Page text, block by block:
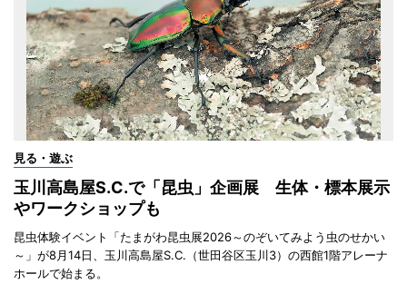
見る・遊ぶ
玉川高島屋S.C.で「昆虫」企画展 生体・標本展示
やワークショップも
昆虫体験イベント「たまがわ昆虫展2026～のぞいてみよう虫のせかい
～」が8月14日、玉川高島屋S.C.（世田谷区玉川3）の西館1階アレーナ
ホールで始まる。